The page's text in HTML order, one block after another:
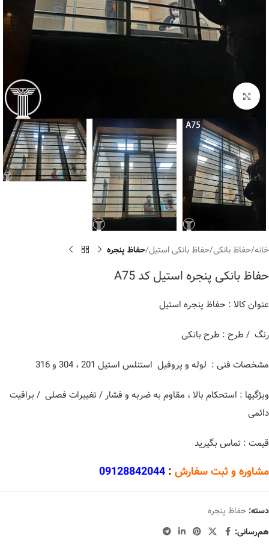
برای بزرگنمایی کلیک کنید
خانه حفاظ بانکی حفاظ بانکی استیل حفاظ پنجره
حفاظ بانکی پنجره استیل کد A75
عنوان کالا : حفاظ پنجره استیل
رنگ / طرح : طرح بانکی
مشخصات فنی : لوله و پروفیل استنلس استیل 201 ، 304 و 316
ویژگیها : استحکام بالا ، مقاوم به ضربه و فشار / تغییرات فصلی / براقیت
دائمی
قیمت : تماس بگیرید
مشاوره و ثبت سفارش :
09128842044
دسته: حفاظ پنجره
هم‌رسانی: